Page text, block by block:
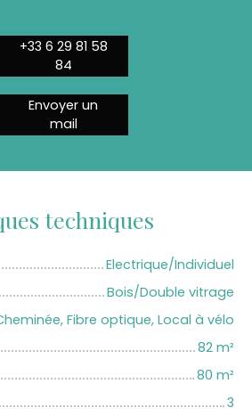
+33 6 29 81 58
84
Envoyer un
mail
techniques
Electrique/Individuel
Bois/Double vitrage
Fibre optique, Local à vélo
82 m²
80 m²
3